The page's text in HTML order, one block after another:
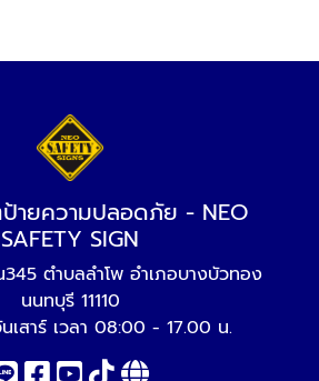
ายความปลอดภัย - NEO
SAFETY SIGN
ตำบลลำโพ อำเภอบางบัวทอง
นนทบุรี 11110
เสาร์ เวลา 08:00 - 17.00 น.